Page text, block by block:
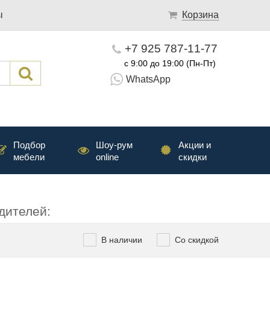
Корзина
+7 925 787-11-77
с 9:00 до 19:00 (Пн-Пт)
WhatsApp
Акции и
скидки
Шоу-рум
online
Подбор
мебели
Со скидкой
В наличии